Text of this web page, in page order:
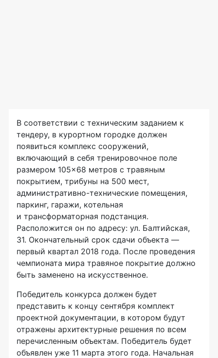
В соответствии с техническим заданием к
тендеру, в курортном городке должен
появиться комплекс сооружений,
включающий в себя тренировочное поле
размером 105×68 метров с травяным
покрытием, трибуны на 500 мест,
административно-технические помещения,
паркинг, гаражи, котельная
и трансформаторная подстанция.
Расположится он по адресу: ул. Балтийская,
31. Окончательный срок сдачи объекта —
первый квартал 2018 года. После проведения
чемпионата мира травяное покрытие должно
быть заменено на искусственное.
Победитель конкурса должен будет
представить к концу сентября комплект
проектной документации, в котором будут
отражены архитектурные решения по всем
перечисленным объектам. Победитель будет
объявлен уже 11 марта этого года. Начальная